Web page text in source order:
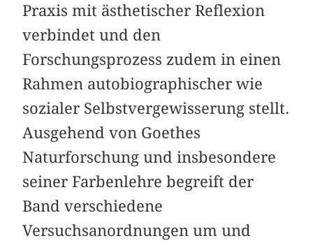
Praxis mit ästhetischer Reflexion
verbindet und den
Forschungsprozess zudem in einen
Rahmen autobiographischer wie
sozialer Selbstvergewisserung stellt.
Ausgehend von Goethes
Naturforschung und insbesondere
seiner Farbenlehre begreift der
Band verschiedene
Versuchsanordnungen um und